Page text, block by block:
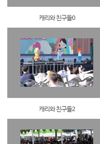
캐리와 친구들0
캐리와 친구들2